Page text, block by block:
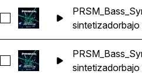
Seleccionar
sintetizadorbajo
Seleccionar
sintetizadorbajo